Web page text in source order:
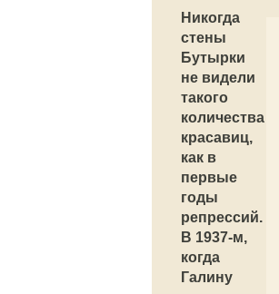
Никогда
стены
Бутырки
не видели
такого
количества
красавиц,
как в
первые
годы
репрессий.
В 1937-м,
когда
Галину